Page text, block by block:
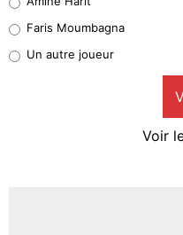
1%
9%
Faris Moumbagna
Un autre joueur
Voir